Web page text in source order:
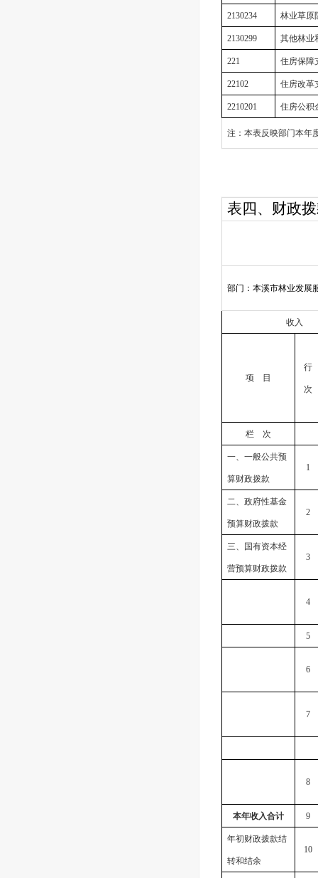
2130234 林业草原
2130299 其他林业
221 住房保障
22102 住房改革
2210201 住房公积
注：本表反映部门本年
表四、财政
部门：本溪市林业发展
收入
项 目
行
次
栏 次
一、一般公共预
算财政拨款
1
二、政府性基金
预算财政拨款
2
三、国有资本经
营预算财政拨款
3
4
5
6
7
8
本年收入合计 9
年初财政拨款结
转和结余
10